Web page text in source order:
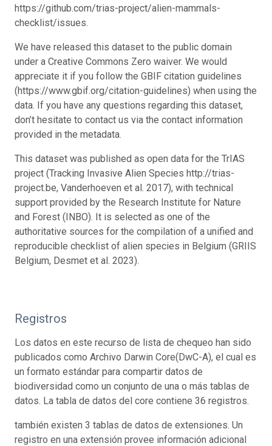
https://github.com/trias-project/alien-mammals-
checklist/issues.
We have released this dataset to the public domain
under a Creative Commons Zero waiver. We would
appreciate it if you follow the GBIF citation guidelines
(https://www.gbif.org/citation-guidelines) when using the
data. If you have any questions regarding this dataset,
don’t hesitate to contact us via the contact information
provided in the metadata.
This dataset was published as open data for the TrIAS
project (Tracking Invasive Alien Species http://trias-
project.be, Vanderhoeven et al. 2017), with technical
support provided by the Research Institute for Nature
and Forest (INBO). It is selected as one of the
authoritative sources for the compilation of a unified and
reproducible checklist of alien species in Belgium (GRIIS
Belgium, Desmet et al. 2023).
Registros
Los datos en este recurso de lista de chequeo han sido
publicados como Archivo Darwin Core(DwC-A), el cual es
un formato estándar para compartir datos de
biodiversidad como un conjunto de una o más tablas de
datos. La tabla de datos del core contiene 36 registros.
también existen 3 tablas de datos de extensiones. Un
registro en una extensión provee información adicional